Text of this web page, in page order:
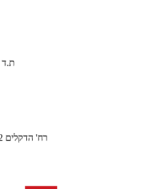
ת.ד 3901 ,פתח תקווה 4952706
רח' הדקלים 12 א.ת. לב הארץ, ראש העין